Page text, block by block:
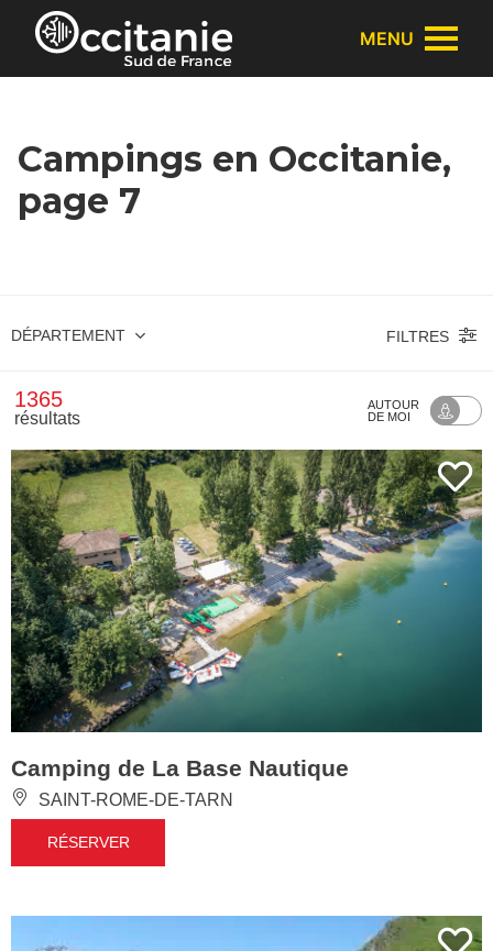
Panneau de gestion des cookies
MENU
Campings en Occitanie,
page 7
DÉPARTEMENT FILTRES
1365
résultats
AUTOUR
DE MOI
Camping de La Base Nautique
SAINT-ROME-DE-TARN
RÉSERVER